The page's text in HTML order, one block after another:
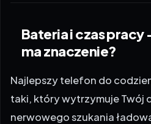
Bateria i czas pracy
ma znaczenie?
Najlepszy telefon do
taki, który wytrzymuje Twój
nerwowego szukania